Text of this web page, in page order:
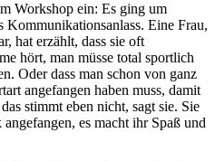
Workshop ein: Es ging um
Kommunikationsanlass. Eine Frau,
hat erzählt, dass sie oft
hört, man müsse total sportlich
Oder dass man schon von ganz
angefangen haben muss, damit
stimmt eben nicht, sagt sie. Sie
es macht ihr Spaß und